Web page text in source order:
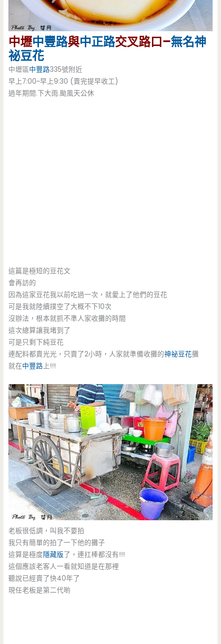
中壢中豐路與中正路交叉路口–無名神
祕豆花
中壢區中豐路335號附近
早上7:00~早上9:30 (賣完提早收工)
過年期間.下大雨.颱風天公休
這篇是極短的豆花文
會再訪的
因為這家豆花我以前吃過一次，就愛上了他們的豆花
可是我就陸續撲空了大概不下10次
沒辦法，根本就抓不準人家收攤的時間
這次總算讓我堵到了
可是只剩下純豆花
連配料都賣光光，只賣了2小時，人家就準備收攤的神祕豆花攤
就在中豐路上!!!
老板很低調，叫我不要拍
我只有簡單的拍了一下他的攤子
這算是極度隱藏版了，連扛棒都沒有!!!
這個應該老客人一看就知道是在那裡
聽說已經賣了快40年了
現任老板是第二代喲